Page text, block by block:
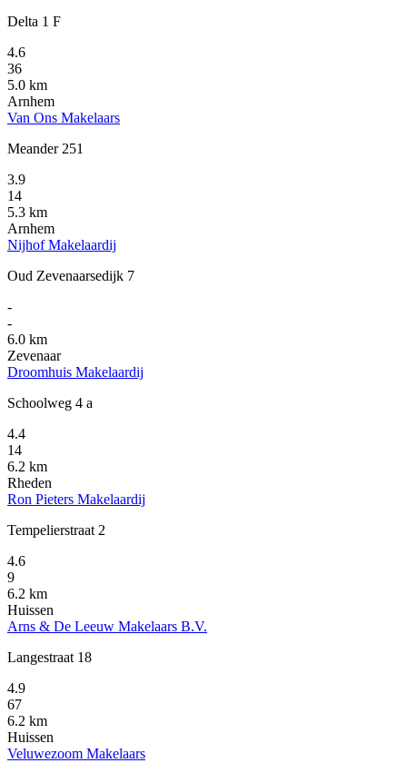
Delta 1 F
4.6
36
5.0 km
Arnhem
Van Ons Makelaars
Meander 251
3.9
14
5.3 km
Arnhem
Nijhof Makelaardij
Oud Zevenaarsedijk 7
-
-
6.0 km
Zevenaar
Droomhuis Makelaardij
Schoolweg 4 a
4.4
14
6.2 km
Rheden
Ron Pieters Makelaardij
Tempelierstraat 2
4.6
9
6.2 km
Huissen
Arns & De Leeuw Makelaars B.V.
Langestraat 18
4.9
67
6.2 km
Huissen
Veluwezoom Makelaars